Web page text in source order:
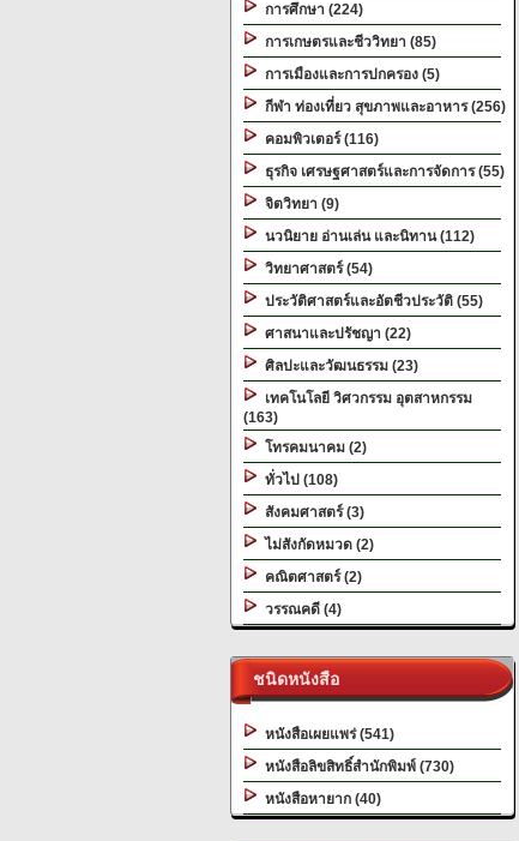
การศึกษา (224)
การเกษตรและชีววิทยา (85)
การเมืองและการปกครอง (5)
กีฬา ท่องเที่ยว สุขภาพและอาหาร (256)
คอมพิวเตอร์ (116)
ธุรกิจ เศรษฐศาสตร์และการจัดการ (55)
จิตวิทยา (9)
นวนิยาย อ่านเล่น และนิทาน (112)
วิทยาศาสตร์ (54)
ประวัติศาสตร์และอัตชีวประวัติ (55)
ศาสนาและปรัชญา (22)
ศิลปะและวัฒนธรรม (23)
เทคโนโลยี วิศวกรรม อุตสาหกรรม
(163)
โทรคมนาคม (2)
ทั่วไป (108)
สังคมศาสตร์ (3)
ไม่สังกัดหมวด (2)
คณิตศาสตร์ (2)
วรรณคดี (4)
ชนิดหนังสือ
หนังสือเผยแพร่ (541)
หนังสือลิขสิทธิ์สำนักพิมพ์ (730)
หนังสือหายาก (40)